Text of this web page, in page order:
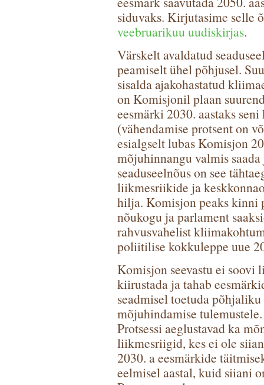
siduvaks. Kirjutasime selle
veebruarikuu uudiskirjas.
Värskelt avaldatud
peamiselt ühel põhjusel.
sisalda ajakohastatud
on Komisjonil plaan
eesmärki 2030. aastaks
(vähendamise protsent on
esialgselt lubas Komisjon
mõjuhinnangu valmis
seaduseelnõus on see
liikmesriikide ja
hilja. Komisjon peaks kinni
nõukogu ja parlament
rahvusvahelist
poliitilise kokkuleppe uue
Komisjon seevastu ei soovi
kiirustada ja tahab
seadmisel toetuda põhjaliku
mõjuhindamise tulemustele.
Protsessi aeglustavad ka
liikmesriigid, kes ei ole
2030. a eesmärkide
eelmisel aastal, kuid siiani